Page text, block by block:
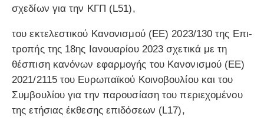
σχεδίων για την ΚΓΠ (L51),
του εκτελεστικού Κανονισμού (ΕΕ) 2023/130 της Επι-
τροπής της 18ης Ιανουαρίου 2023 σχετικά με τη
θέσπιση κανόνων εφαρμογής του Κανονισμού (ΕΕ)
2021/2115 του Ευρωπαϊκού Κοινοβουλίου και του
Συμβουλίου για την παρουσίαση του περιεχομένου
της ετήσιας έκθεσης επιδόσεων (L17),